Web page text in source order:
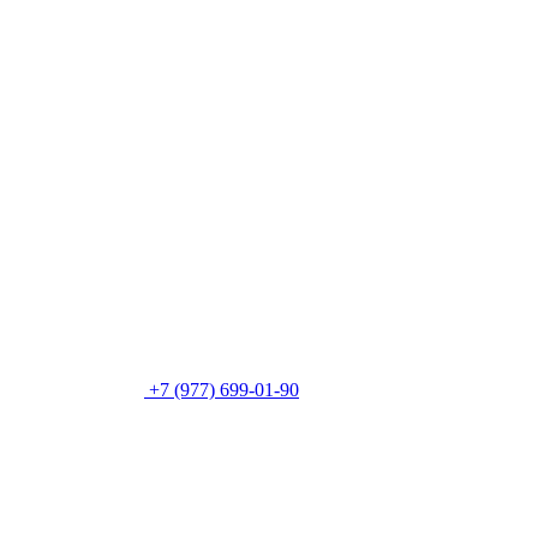
+7 (977) 699-01-90